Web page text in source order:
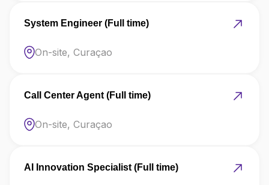
System Engineer (Full time)
On-site, Curaçao
Call Center Agent (Full time)
On-site, Curaçao
AI Innovation Specialist (Full time)